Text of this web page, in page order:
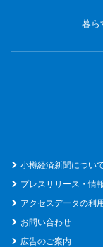
暮ら
小樽経済新聞につい
プレスリリース・情
アクセスデータの利
お問い合わせ
広告のご案内